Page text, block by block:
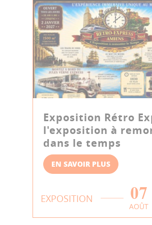
Exposition Rétro
l'exposition à
dans le temps
EN SAVOIR PLUS
EXPOSITION 07
AOÛT